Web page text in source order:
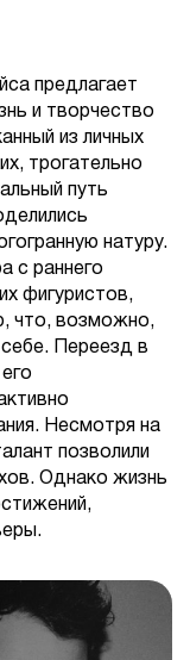
предлагает
и творчество
из личных
трогательно
путь
натуру.
с раннего
фигуристов,
что, возможно,
Переезд в
Несмотря на
позволили
Однако жизнь